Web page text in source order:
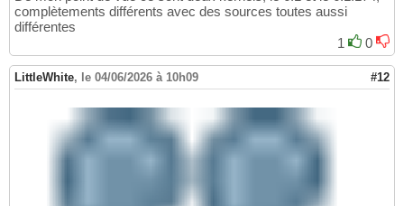
complètements différents avec des sources toutes aussi
différentes
1
0
LittleWhite, le 04/06/2026 à 10h09 #12